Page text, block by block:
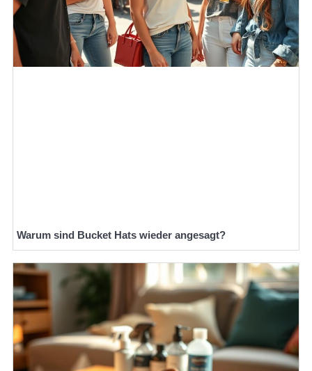
Warum sind Bucket Hats wieder angesagt?